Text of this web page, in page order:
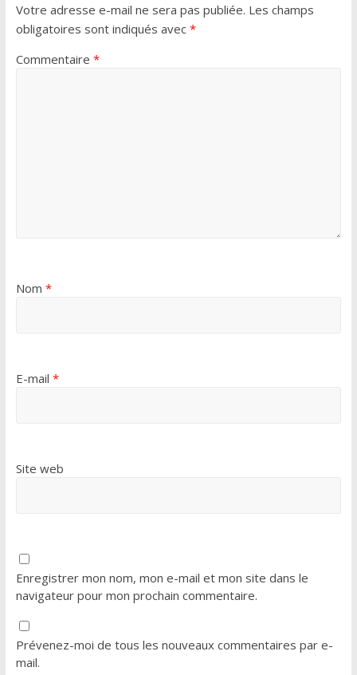
Votre adresse e-mail ne sera pas publiée. Les champs
obligatoires sont indiqués avec *
Commentaire *
Nom *
E-mail *
Site web
Enregistrer mon nom, mon e-mail et mon site dans le
navigateur pour mon prochain commentaire.
Prévenez-moi de tous les nouveaux commentaires par e-
mail.